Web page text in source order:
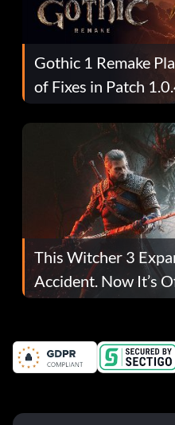
Gothic 1 Remake
of Fixes in Patch
This Witcher 3
Accident. Now It’s